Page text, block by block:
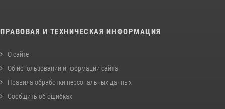
ПРАВОВАЯ И ТЕХНИЧЕСКАЯ ИНФОРМАЦИЯ
О сайте
Об использовании информации сайта
Правила обработки персональных данных
Сообщить об ошибках